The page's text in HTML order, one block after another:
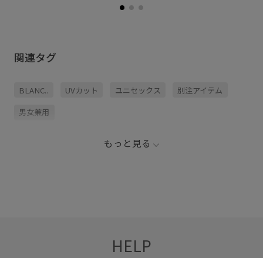
関連タグ
BLANC.. UVカット ユニセックス 別注アイテム
男女兼用
もっと見る
HELP